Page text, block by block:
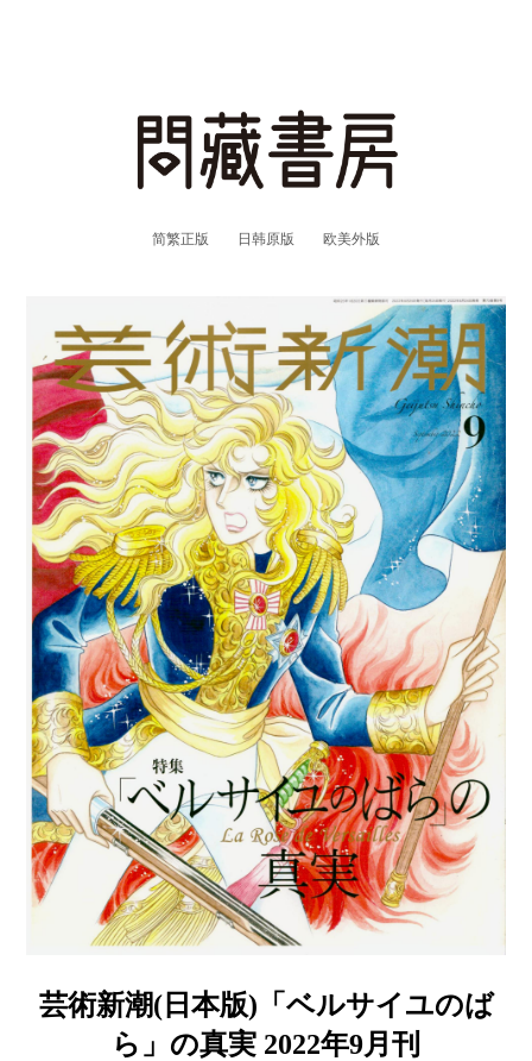
简繁正版 日韩原版 欧美外版
芸術新潮(日本版)「ベルサイユのば
ら」の真実 2022年9月刊